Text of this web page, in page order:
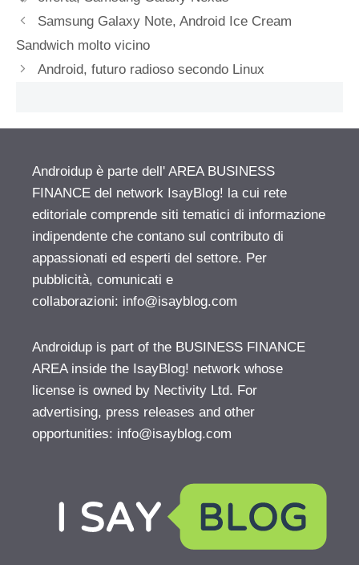
Samsung Galaxy Note, Android Ice Cream
Sandwich molto vicino
Android, futuro radioso secondo Linux
Androidup è parte dell' AREA BUSINESS
FINANCE del network IsayBlog! la cui rete
editoriale comprende siti tematici di informazione
indipendente che contano sul contributo di
appassionati ed esperti del settore. Per
pubblicità, comunicati e
collaborazioni: info@isayblog.com
Androidup is part of the BUSINESS FINANCE
AREA inside the IsayBlog! network whose
license is owned by Nectivity Ltd. For
advertising, press releases and other
opportunities: info@isayblog.com